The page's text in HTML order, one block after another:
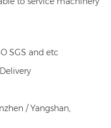
SGS and etc
/ Yangshan,